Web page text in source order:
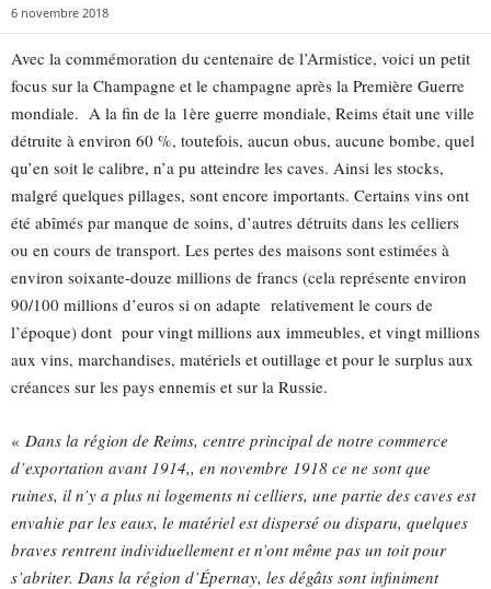
6 novembre 2018
Avec la commémoration du centenaire de l’Armistice, voici un petit
focus sur la Champagne et le champagne après la Première Guerre
mondiale. A la fin de la 1ère guerre mondiale, Reims était une ville
détruite à environ 60 %, toutefois, aucun obus, aucune bombe, quel
qu’en soit le calibre, n’a pu atteindre les caves. Ainsi les stocks,
malgré quelques pillages, sont encore importants. Certains vins ont
été abîmés par manque de soins, d’autres détruits dans les celliers
ou en cours de transport. Les pertes des maisons sont estimées à
environ soixante-douze millions de francs (cela représente environ
90/100 millions d’euros si on adapte relativement le cours de
l’époque) dont pour vingt millions aux immeubles, et vingt millions
aux vins, marchandises, matériels et outillage et pour le surplus aux
créances sur les pays ennemis et sur la Russie.
« Dans la région de Reims, centre principal de notre commerce
d’exportation avant 1914,, en novembre 1918 ce ne sont que
ruines, il n’y a plus ni logements ni celliers, une partie des caves est
envahie par les eaux, le matériel est dispersé ou disparu, quelques
braves rentrent individuellement et n’ont même pas un toit pour
s’abriter. Dans la région d’Épernay, les dégâts sont infiniment